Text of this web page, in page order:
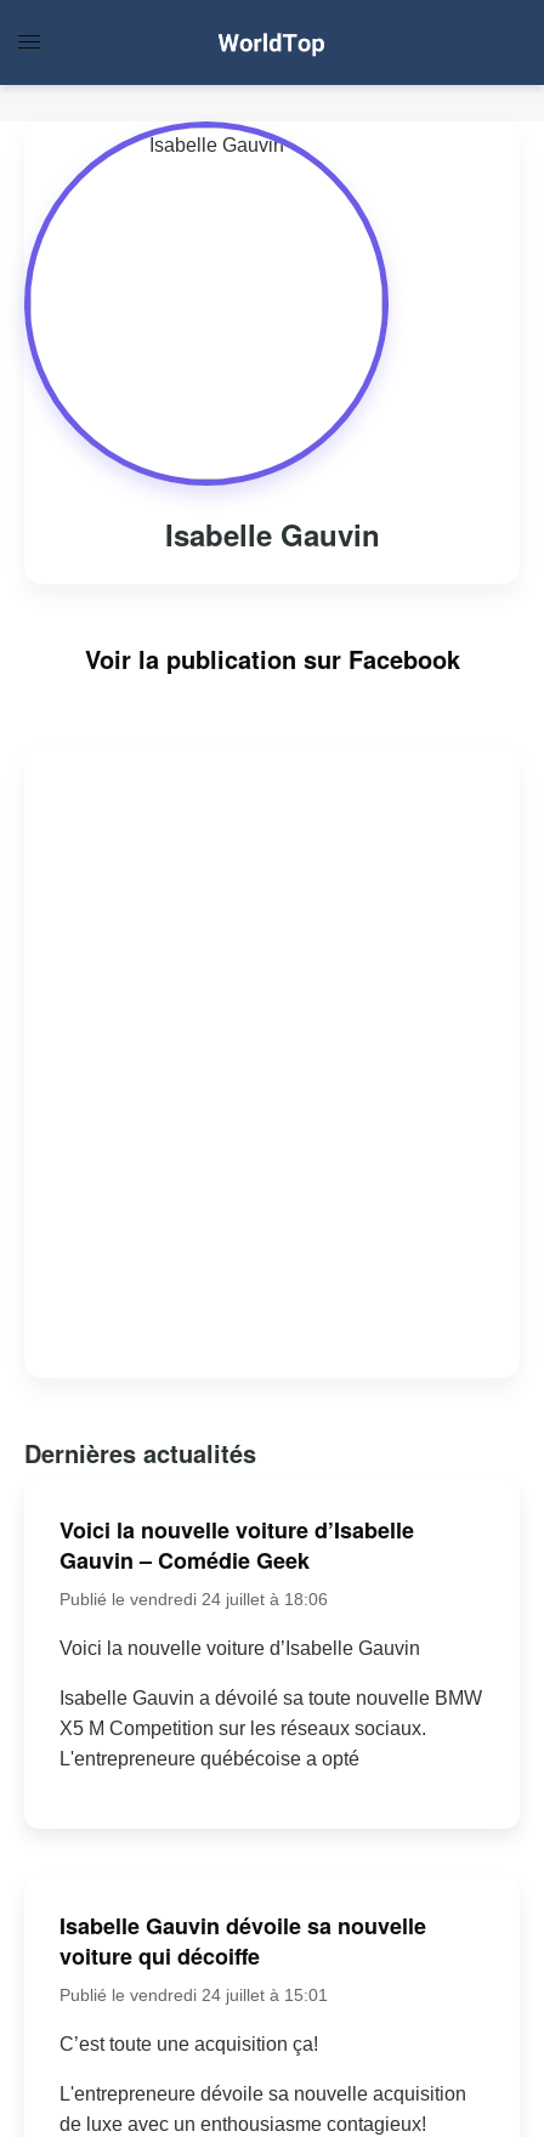
Isabelle Gauvin
Voir la publication sur Facebook
Dernières actualités
Voici la nouvelle voiture d’Isabelle
Gauvin – Comédie Geek
Publié le vendredi 24 juillet à 18:06
Voici la nouvelle voiture d’Isabelle Gauvin
Isabelle Gauvin a dévoilé sa toute nouvelle BMW
X5 M Competition sur les réseaux sociaux.
L'entrepreneure québécoise a opté
Isabelle Gauvin dévoile sa nouvelle
voiture qui décoiffe
Publié le vendredi 24 juillet à 15:01
C’est toute une acquisition ça!
L'entrepreneure dévoile sa nouvelle acquisition
de luxe avec un enthousiasme contagieux!